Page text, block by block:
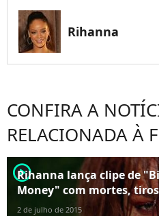
Rihanna
CONFIRA A
RELACIONADA À
player2
Rihanna lança clipe de
Money" com mortes,
2 de julho de 2015